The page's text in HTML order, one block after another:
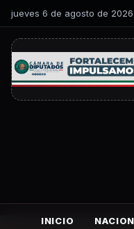
jueves 6 de agosto de
INICIO